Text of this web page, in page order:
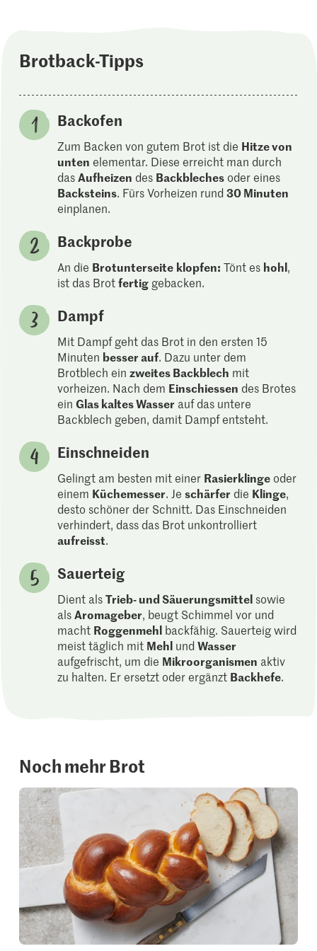
Brotback-Tipps
Backofen
Zum Backen von gutem Brot ist die Hitze von
unten elementar. Diese erreicht man durch
dasAufheizen des Backblechesoder eines
Backsteins. Fürs Vorheizen rund30 Minuten
einplanen.
Backprobe
An die Brotunterseite klopfen: Tönt es hohl,
ist das Brotfertig gebacken.
Dampf
Mit Dampf geht das Brot in den ersten 15
Minuten besser auf. Dazu unter dem
Brotblech einzweites Backblech mit
vorheizen. Nach dem Einschiessen des Brotes
einGlas kaltes Wasser auf das untere
Backblech geben, damit Dampf entsteht.
Einschneiden
Gelingt am besten mit einer Rasierklingeoder
einem Küchemesser. Je schärfer die Klinge,
desto schöner der Schnitt. Das Einschneiden
verhindert, dass das Brot unkontrolliert
aufreisst.
Sauerteig
Dient alsTrieb- und Säuerungsmittel sowie
alsAromageber, beugt Schimmel vor und
macht Roggenmehl backfähig. Sauerteig wird
meist täglich mit Mehl undWasser
aufgefrischt, um die Mikroorganismen aktiv
zu halten. Er ersetzt oder ergänzt Backhefe.
Noch mehr Brot